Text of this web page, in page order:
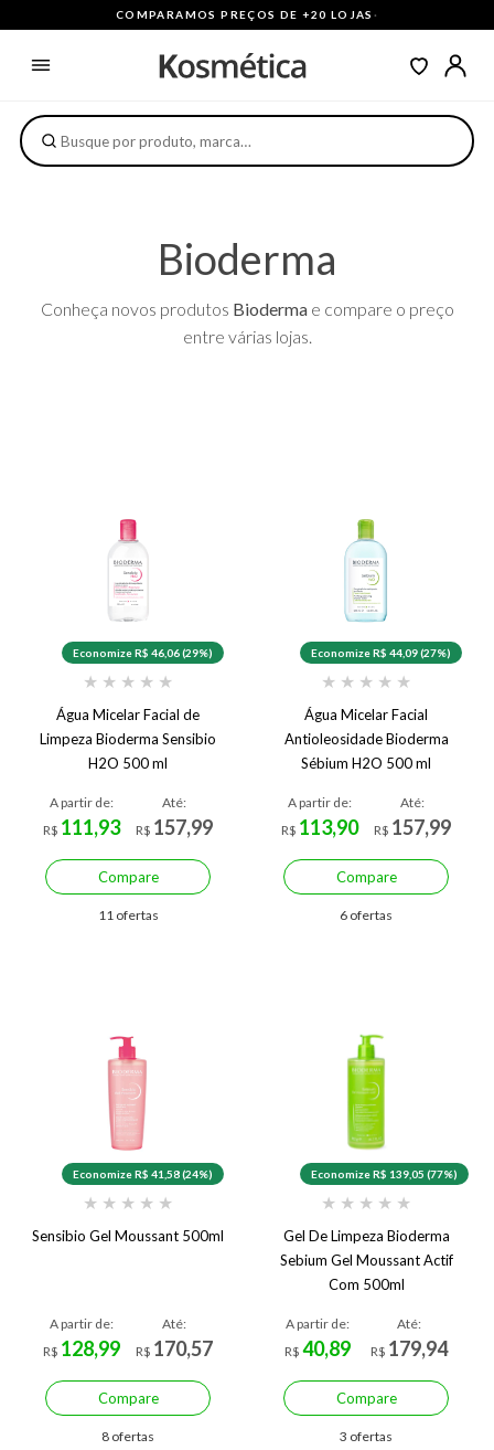
COMPARAMOS PREÇOS DE +20 LOJAS ·
Bioderma
Conheça novos produtos Biodermae compare o preço
entre várias lojas.
Economize R$ 46,06 (29%)
★ ★ ★ ★ ★
Água Micelar Facial de
Limpeza Bioderma Sensibio
H2O 500 ml
A partir de:
R$ 111,93
Até:
R$ 157,99
Compare
11 ofertas
Economize R$ 44,09 (27%)
★ ★ ★ ★ ★
Água Micelar Facial
Antioleosidade Bioderma
Sébium H2O 500 ml
A partir de:
R$ 113,90
Até:
R$ 157,99
Compare
6 ofertas
Economize R$ 41,58 (24%)
★ ★ ★ ★ ★
Sensibio Gel Moussant 500ml
A partir de:
R$ 128,99
Até:
R$ 170,57
Compare
8 ofertas
Economize R$ 139,05 (77%)
★ ★ ★ ★ ★
Gel De Limpeza Bioderma
Sebium Gel Moussant Actif
Com 500ml
A partir de:
R$ 40,89
Até:
R$ 179,94
Compare
3 ofertas